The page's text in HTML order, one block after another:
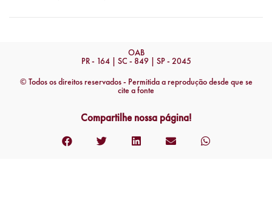
OAB
PR - 164 | SC - 849 | SP - 2045
© Todos os direitos reservados - Permitida a reprodução desde que se
cite a fonte
Compartilhe nossa página!